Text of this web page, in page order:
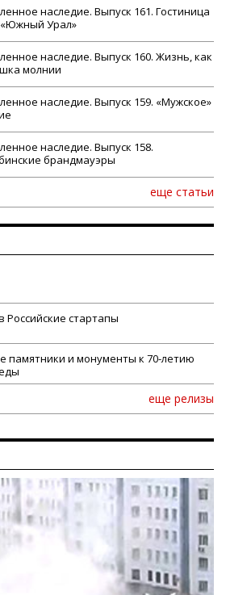
наследие. Выпуск 161. Гостиница
Урал»
наследие. Выпуск 160. Жизнь, как
молнии
наследие. Выпуск 159. «Мужское»
наследие. Выпуск 158.
брандмауэры
еще статьи
Российские стартапы
памятники и монументы к 70-летию
еще релизы